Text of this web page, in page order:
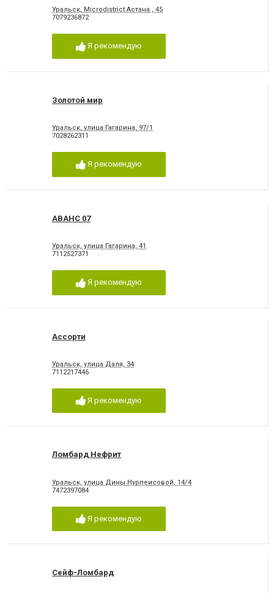
Уральск, Microdistrict Астана , 45
7079236872
Я рекомендую
Золотой мир
Уральск, улица Гагарина, 97/1
7028262311
Я рекомендую
АВАНС 07
Уральск, улица Гагарина, 41
7112527371
Я рекомендую
Ассорти
Уральск, улица Даля, 34
7112217446
Я рекомендую
Ломбард Нефрит
Уральск, улица Дины Нурпеисовой, 14/4
7472397084
Я рекомендую
Сейф-Ломбард